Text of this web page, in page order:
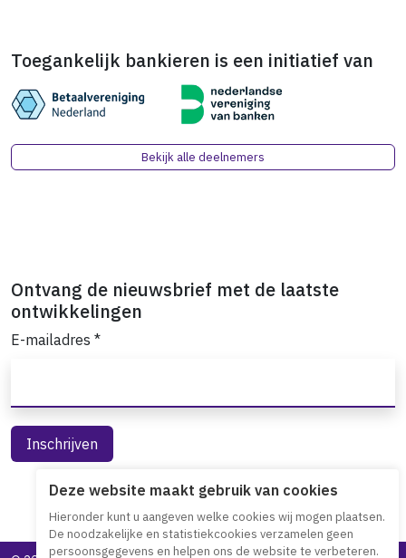
Toegankelijk bankieren is een initiatief van
Bekijk alle deelnemers
Ontvang de nieuwsbrief met de laatste
ontwikkelingen
E-mailadres *
Deze website maakt gebruik van cookies
Hieronder kunt u aangeven welke cookies wij mogen plaatsen.
De noodzakelijke en statistiekcookies verzamelen geen
persoonsgegevens en helpen ons de website te verbeteren.